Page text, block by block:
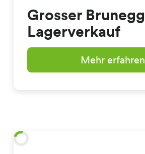
Grosser Brunegg
Lagerverkauf
Mehr erfahren